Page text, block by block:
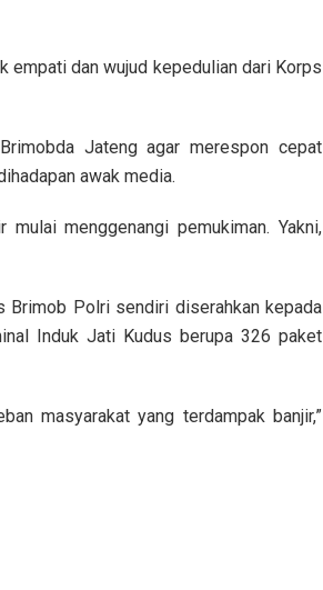
empati dan wujud kepedulian dari Korps
Jateng agar merespon cepat
awak media.
menggenangi pemukiman. Yakni,
Brimob Polri sendiri diserahkan kepada
Induk Jati Kudus berupa 326 paket
masyarakat yang terdampak banjir,”